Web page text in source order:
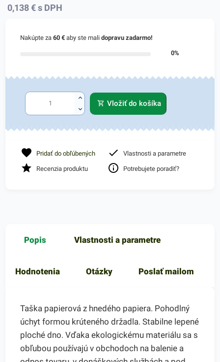
0,138€ s DPH
Nakúpte za60 € aby ste malidopravu zadarmo!
0%
Vložiť do košíka
Pridať do obľúbených Vlastnosti a parametre
Recenzia produktu Potrebujete poradiť?
Popis Vlastnosti a parametre
Hodnotenia Otázky Poslať mailom
Taška papierová z hnedého papiera. Pohodlný
úchyt formou krúteného držadla. Stabilne lepené
ploché dno. Vďaka ekologickému materiálu sa s
obľubou používajú v obchodoch na balenie a